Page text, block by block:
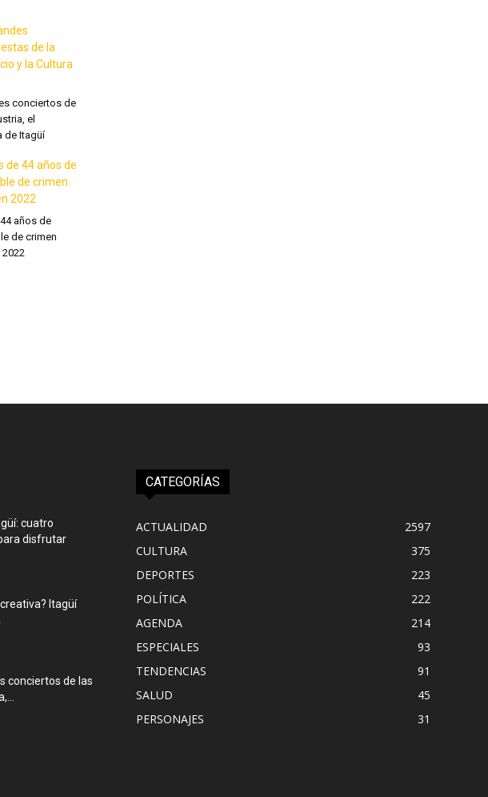
conciertos de
el
de Itagüí
años de
de crimen
cuatro
disfrutar
Itagüí
conciertos de las
CATEGORÍAS
ACTUALIDAD
2597
CULTURA
375
DEPORTES
223
POLÍTICA
222
AGENDA
214
ESPECIALES
93
TENDENCIAS
91
SALUD
45
PERSONAJES
31